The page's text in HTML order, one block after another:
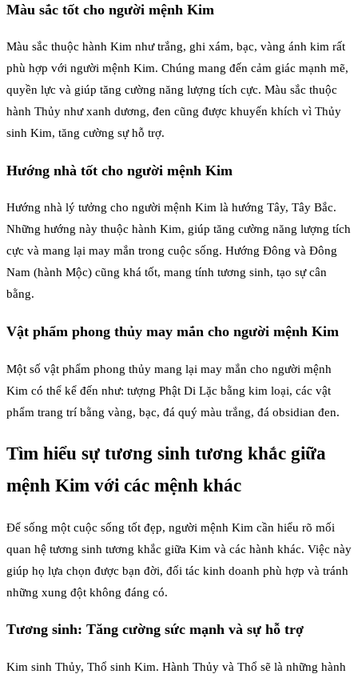
Màu sắc tốt cho người mệnh Kim
Màu sắc thuộc hành Kim như trắng, ghi xám, bạc, vàng ánh kim rất
phù hợp với người mệnh Kim. Chúng mang đến cảm giác mạnh mẽ,
quyền lực và giúp tăng cường năng lượng tích cực. Màu sắc thuộc
hành Thủy như xanh dương, đen cũng được khuyến khích vì Thủy
sinh Kim, tăng cường sự hỗ trợ.
Hướng nhà tốt cho người mệnh Kim
Hướng nhà lý tưởng cho người mệnh Kim là hướng Tây, Tây Bắc.
Những hướng này thuộc hành Kim, giúp tăng cường năng lượng tích
cực và mang lại may mắn trong cuộc sống. Hướng Đông và Đông
Nam (hành Mộc) cũng khá tốt, mang tính tương sinh, tạo sự cân
bằng.
Vật phẩm phong thủy may mắn cho người mệnh Kim
Một số vật phẩm phong thủy mang lại may mắn cho người mệnh
Kim có thể kể đến như: tượng Phật Di Lặc bằng kim loại, các vật
phẩm trang trí bằng vàng, bạc, đá quý màu trắng, đá obsidian đen.
Tìm hiểu sự tương sinh tương khắc giữa
mệnh Kim với các mệnh khác
Để sống một cuộc sống tốt đẹp, người mệnh Kim cần hiểu rõ mối
quan hệ tương sinh tương khắc giữa Kim và các hành khác. Việc này
giúp họ lựa chọn được bạn đời, đối tác kinh doanh phù hợp và tránh
những xung đột không đáng có.
Tương sinh: Tăng cường sức mạnh và sự hỗ trợ
Kim sinh Thủy, Thổ sinh Kim. Hành Thủy và Thổ sẽ là những hành